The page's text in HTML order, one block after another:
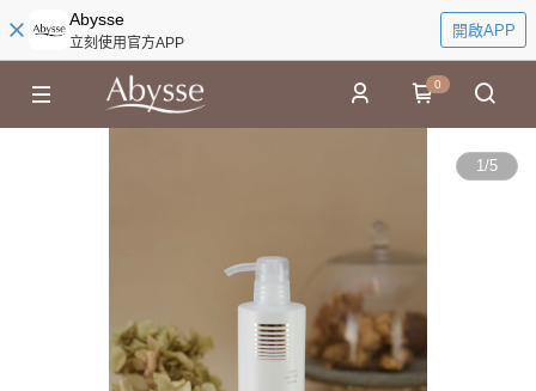
Abysse
立刻使用官方APP
開啟APP
0
1/5